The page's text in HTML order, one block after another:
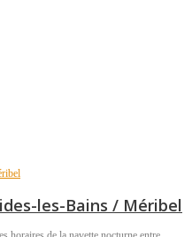
les-Bains / Méribel